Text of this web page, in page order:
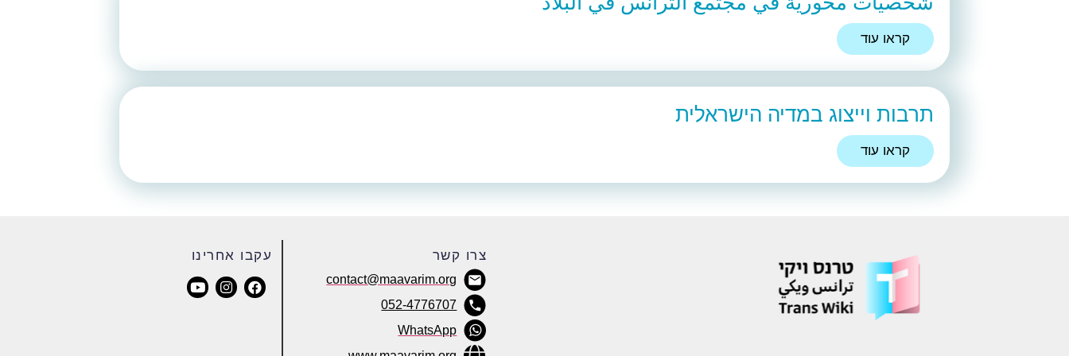
קראו עוד
תרבות וייצוג במדיה הישראלית
קראו עוד
עקבו אחרינו צרו קשר
contact@maavarim.org
052-4776707
WhatsApp